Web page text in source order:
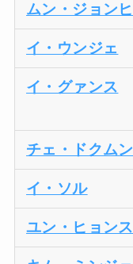
ムン・ジョンヒ
イ・ウンジェ
イ・グァンス
チェ・ドクムン
イ・ソル
ユン・ヒョンス